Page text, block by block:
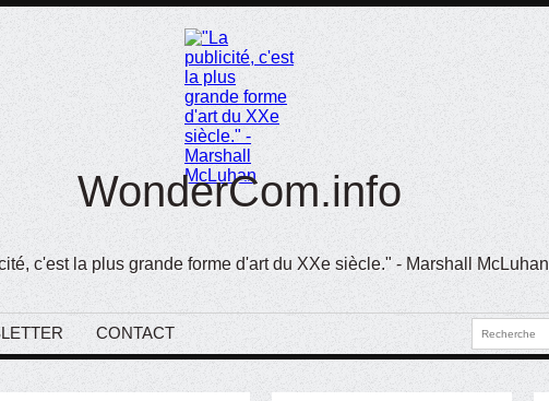
WonderCom.info
c'est la plus grande forme d'art du XXe siècle." - Marshall McLuhan
CONTACT